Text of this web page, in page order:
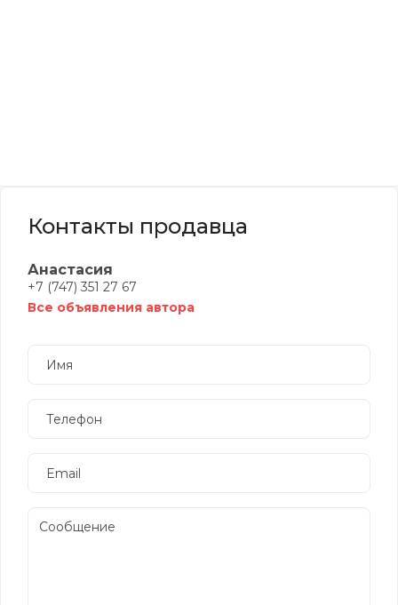
Контакты продавца
Анастасия
+7 (747) 351 27 67
Все объявления автора